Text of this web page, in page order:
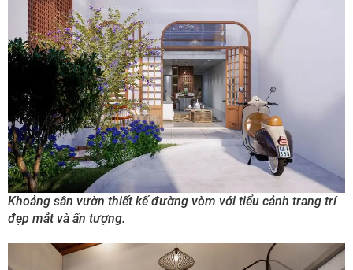
Khoảng sân vườn thiết kế đường vòm với tiểu cảnh trang trí
đẹp mắt và ấn tượng.